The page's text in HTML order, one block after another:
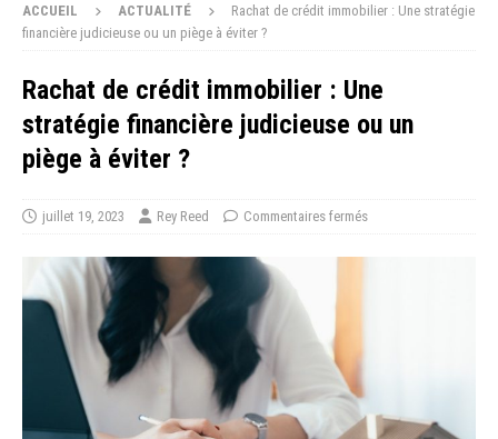
ACCUEIL ACTUALITÉ
Rachat de crédit immobilier : Une stratégie
financière judicieuse ou un piège à éviter ?
Rachat de crédit immobilier : Une
stratégie financière judicieuse ou un
piège à éviter ?
juillet 19, 2023 Rey Reed Commentaires fermés